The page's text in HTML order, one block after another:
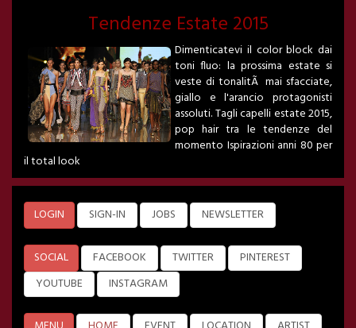
Tendenze Estate 2015
Dimenticatevi il color block dai
toni fluo: la prossima estate si
veste di tonalitÃ mai sfacciate,
giallo e l'arancio protagonisti
assoluti. Tagli capelli estate 2015,
pop hair tra le tendenze del
momento Ispirazioni anni 80 per
il total look
LOGIN SIGN-IN JOBS NEWSLETTER
SOCIAL FACEBOOK TWITTER
PINTEREST
YOUTUBE
INSTAGRAM